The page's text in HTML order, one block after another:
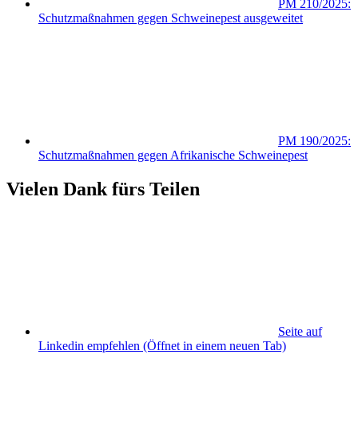
PM 210/2025:
Schutzmaßnahmen gegen Schweinepest ausgeweitet
PM 190/2025:
Schutzmaßnahmen gegen Afrikanische Schweinepest
Vielen Dank fürs Teilen
Seite auf
Linkedin empfehlen (Öffnet in einem neuen Tab)